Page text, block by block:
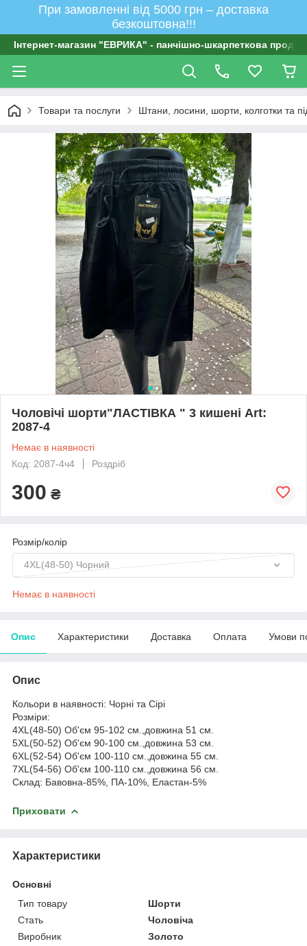
При замовленні від 5000 грн – доставка
безкоштовна!!!
Інтернет-магазин "ЕВРИКА" - панчішно-шкарпеткова
Товари та послуги Штани, лосини, шорти, колготки та
Чоловічі шорти"ЛАСТІВКА " 3 кишені Art:
2087-4
Немає в наявності
Код: 2087-4ч4
Роздріб
300 ₴
Розмір/колір
4XL(48-50) Чорний
Немає в наявності
Опис Характеристики Доставка Оплата Умови
Опис
Кольори в наявності: Чорні та Сірі
Розміри:
4XL(48-50) Об'єм 95-102 см.,довжина 51 см.
5XL(50-52) Об'єм 90-100 см.,довжина 53 см.
6XL(52-54) Об'єм 100-110 см.,довжина 55 см.
7XL(54-56) Об'єм 100-110 см.,довжина 56 см.
Склад: Бавовна-85%, ПА-10%, Еластан-5%
Приховати
Характеристики
Основні
Тип товару
Шорти
Стать
Чоловіча
Виробник
Золото